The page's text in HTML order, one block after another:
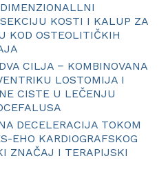
KOSTI I KALUP ZA
KOD OSTEOLITIČKIH
CILJA − KOMBINOVANA
LOSTOMIJA I
CISTE U LEČENJU
DECELERACIJA TOKOM
EHO KARDIOGRAFSKOG
ZNAČAJ I TERAPIJSKI